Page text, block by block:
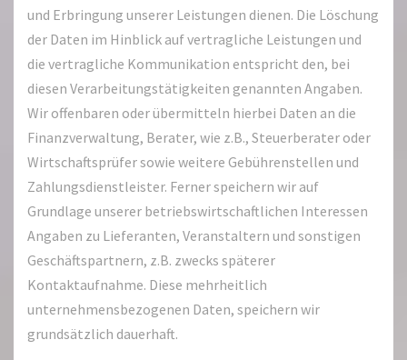
und Erbringung unserer Leistungen dienen. Die Löschung
der Daten im Hinblick auf vertragliche Leistungen und
die vertragliche Kommunikation entspricht den, bei
diesen Verarbeitungstätigkeiten genannten Angaben.
Wir offenbaren oder übermitteln hierbei Daten an die
Finanzverwaltung, Berater, wie z.B., Steuerberater oder
Wirtschaftsprüfer sowie weitere Gebührenstellen und
Zahlungsdienstleister. Ferner speichern wir auf
Grundlage unserer betriebswirtschaftlichen Interessen
Angaben zu Lieferanten, Veranstaltern und sonstigen
Geschäftspartnern, z.B. zwecks späterer
Kontaktaufnahme. Diese mehrheitlich
unternehmensbezogenen Daten, speichern wir
grundsätzlich dauerhaft.